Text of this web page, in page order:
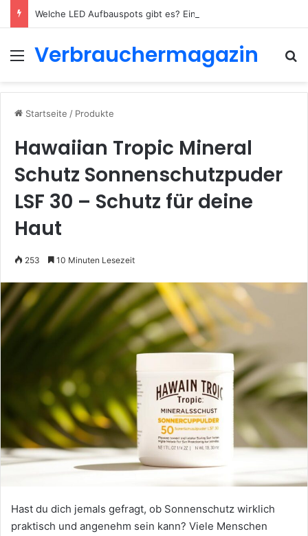
Menü
Verbrauchermagazin
Startseite / Produkte
Hawaiian Tropic Mineral
Schutz Sonnenschutzpuder
LSF 30 – Schutz für deine
Haut
253 10 Minuten Lesezeit
Hast du dich jemals gefragt, ob Sonnenschutz wirklich
praktisch und angenehm sein kann? Viele Menschen